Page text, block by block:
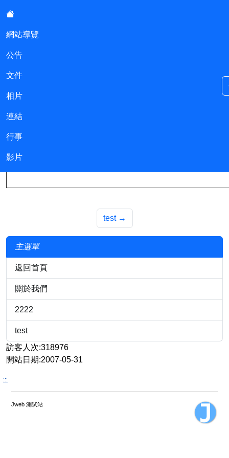
網站導覽
公告
文件
相片
連結
行事
影片
2222
test →
主選單
返回首頁
關於我們
2222
test
訪客人次:318976
開站日期:2007-05-31
:::
Jweb 測試站